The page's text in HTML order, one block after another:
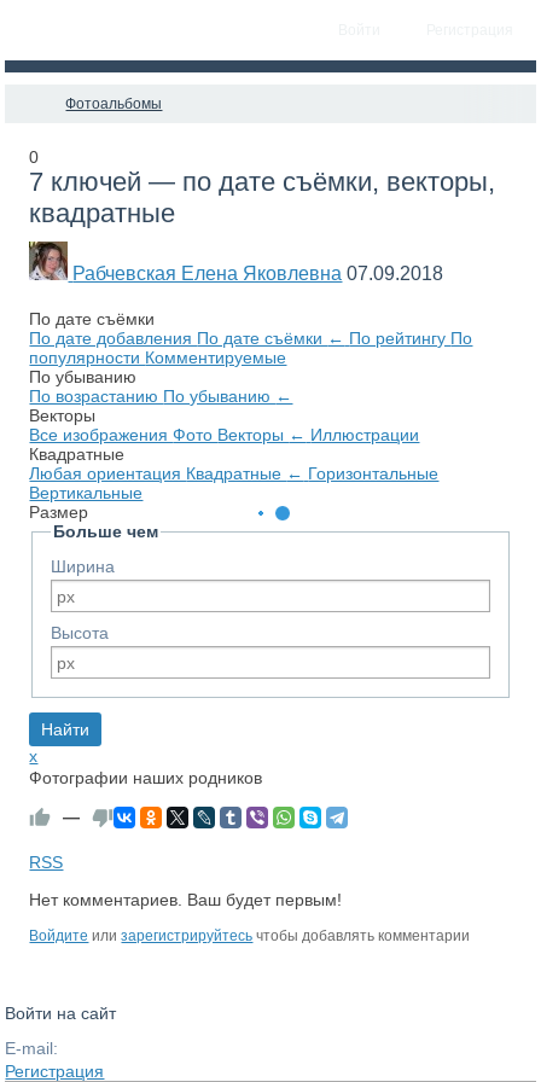
Фотоальбомы
0
7 ключей — по дате съёмки, векторы,
квадратные
Рабчевская Елена Яковлевна 07.09.2018
По дате съёмки
По дате добавления По дате съёмки ← По рейтингу По
популярности Комментируемые
По убыванию
По возрастанию По убыванию ←
Векторы
Все изображенияФото Векторы ← Иллюстрации
Квадратные
Любая ориентация Квадратные ← Горизонтальные
Вертикальные
Размер
Больше чем
Ширина
Высота
x
Фотографии наших родников
—
RSS
Нет комментариев. Ваш будет первым!
Войдите илизарегистрируйтесь чтобы добавлять комментарии
Войти на сайт
E-mail:
Регистрация